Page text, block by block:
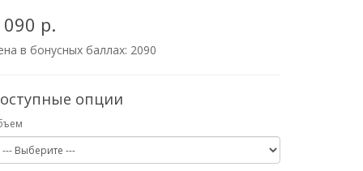
090 р.
в бонусных баллах: 2090
опции